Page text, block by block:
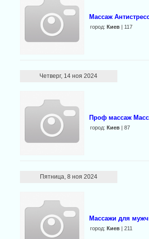
Массаж
город: Киев| 117
Четверг, 14 ноя 2024
Проф массаж
город: Киев| 87
Пятница, 8 ноя 2024
Массажи для
город: Киев| 211